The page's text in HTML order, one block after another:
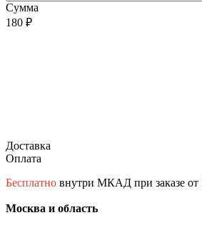
Сумма
180 ₽
Доставка
Оплата
Бесплатно внутри МКАД при заказе от
Москва и область